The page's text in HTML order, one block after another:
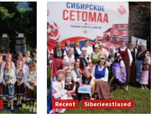
Recent Siberieestlased